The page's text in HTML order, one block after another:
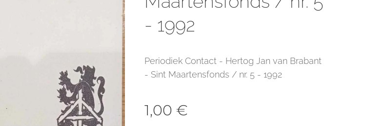
- 1992
Periodiek Contact - Hertog Jan van Brabant
- Sint Maartensfonds / nr. 5 - 1992
1,00 €